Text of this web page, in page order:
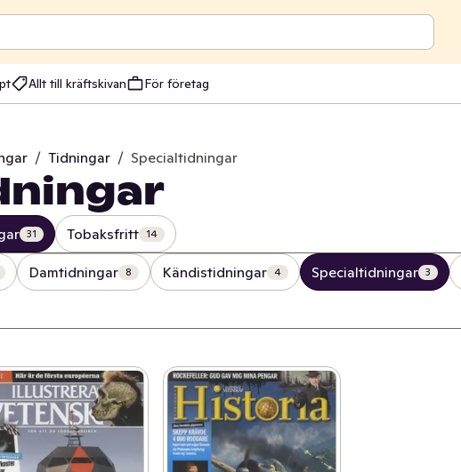
Allt till kräftskivan För företag
/ Tidningar / Specialtidningar
31 Tobaksfritt 14
Damtidningar 8 Kändistidningar 4 Specialtidningar 3